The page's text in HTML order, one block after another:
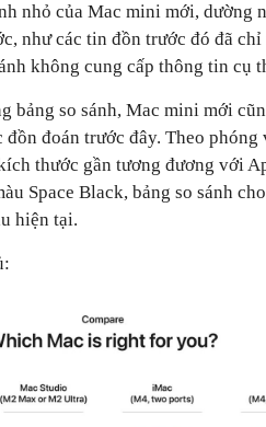
nhỏ của Mac mini mới, dường
như các tin đồn trước đó đã
không cung cấp thông tin cụ
bảng so sánh, Mac mini mới
đoán trước đây. Theo phóng
thước gần tương đương với
Space Black, bảng so sánh
hiện tại.